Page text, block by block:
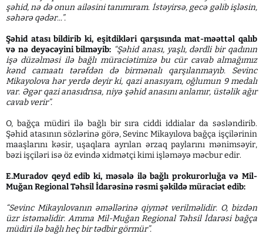
şəhid, nə də onun ailəsini tanımıram. İstəyirsə, gecə gəlib işləsin,
səhərə qədər...”.
Şəhid atası bildirib ki, eşitdikləri qarşısında mat-məəttəl qalıb
və nə deyəcəyini bilməyib: “Şəhid anası, yaşlı, dərdli bir qadının
işə düzəlməsi ilə bağlı müraciətimizə bu cür cavab almağımız
kənd camaatı tərəfdən də birmənalı qarşılanmayıb. Sevinc
Mikayolova hər yerdə deyir ki, qazi anasıyam, oğlumun 9 medalı
var. Əgər qazi anasıdrısa, niyə şəhid anasını anlamır, üstəlik ağır
cavab verir”.
O, bağça müdiri ilə bağlı bir sıra ciddi iddialar da səsləndirib.
Şəhid atasının sözlərinə görə, Sevinc Mikayılova bağça işçilərinin
maaşlarını kəsir, uşaqlara ayrılan ərzaq paylarını mənimsəyir,
bəzi işçiləri isə öz evində xidmətçi kimi işləməyə məcbur edir.
E.Muradov qeyd edib ki, məsələ ilə bağlı prokurorluğa və Mil-
Muğan Regional Təhsil İdarəsinə rəsmi şəkildə müraciət edib:
“Sevinc Mikayılovanın əməllərinə qiymət verilməlidir. O, bizdən
üzr istəməlidir. Amma Mil-Muğan Regional Təhsil İdarəsi bağça
müdiri ilə bağlı heç bir tədbir görmür”.